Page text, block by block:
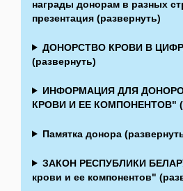
награды донорам в разных
презентация (развернуть)
ДОНОРСТВО КРОВИ В
(развернуть)
ИНФОРМАЦИЯ ДЛЯ
КРОВИ И ЕЕ КОМПОНЕНТОВ"
Памятка донора
ЗАКОН РЕСПУБЛИКИ
крови и ее компонентов"